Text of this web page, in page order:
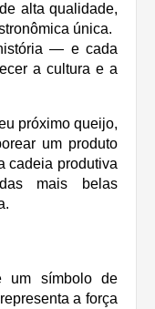
alta qualidade,
única.
— e cada
a cultura e a
próximo queijo,
um produto
cadeia produtiva
mais belas
um símbolo de
a força